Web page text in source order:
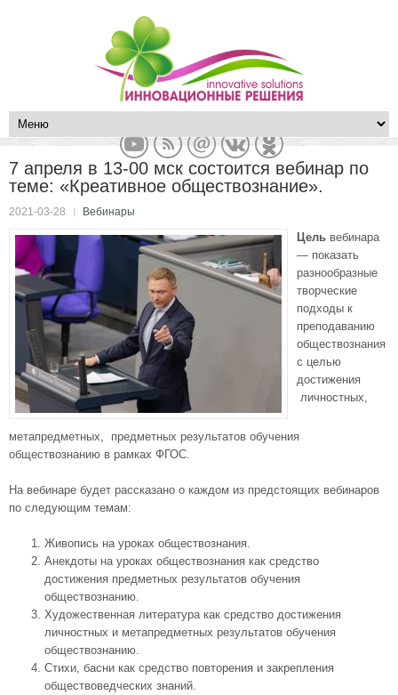
7 апреля в 13-00 мск состоится вебинар по
теме: «Креативное обществознание».
2021-03-28 Вебинары
Цель вебинара
— показать
разнообразные
творческие
подходы к
преподаванию
обществознания
с целью
достижения
личностных,
метапредметных, предметных результатов обучения
обществознанию в рамках ФГОС.
На вебинаре будет рассказано о каждом из предстоящих вебинаров
по следующим темам:
Живопись на уроках обществознания.
Анекдоты на уроках обществознания как средство
достижения предметных результатов обучения
обществознанию.
Художественная литература как средство достижения
личностных и метапредметных результатов обучения
обществознанию.
Стихи, басни как средство повторения и закрепления
обществоведческих знаний.